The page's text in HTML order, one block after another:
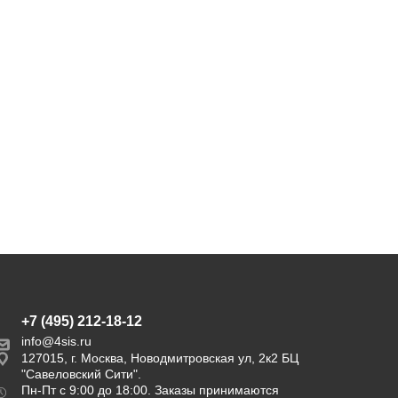
+7 (495) 212-18-12
info@4sis.ru
127015, г. Москва, Новодмитровская ул, 2к2 БЦ
"Савеловский Сити".
Пн-Пт с 9:00 до 18:00. Заказы принимаются